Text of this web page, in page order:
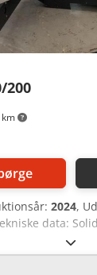
200
2024,
data:
til kantning,
- Betjening